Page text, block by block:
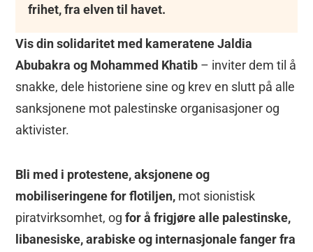
frihet, fra elven til havet.
Vis din solidaritet med kameratene Jaldia
Abubakra og Mohammed Khatib – inviter dem til å
snakke, dele historiene sine og krev en slutt på alle
sanksjonene mot palestinske organisasjoner og
aktivister.
Bli med i protestene, aksjonene og
mobiliseringene for flotiljen, mot sionistisk
piratvirksomhet, ogfor å frigjøre alle palestinske,
libanesiske, arabiske og internasjonale fanger fra